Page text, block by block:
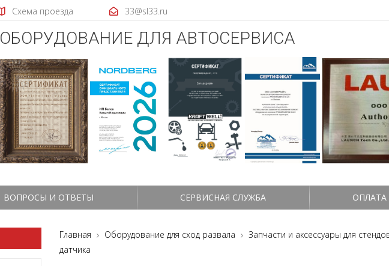
Схема проезда 33@sl33.ru
ОБОРУДОВАНИЕ ДЛЯ АВТОСЕРВИСА
ВОПРОСЫ И ОТВЕТЫ СЕРВИСНАЯ СЛУЖБА
Главная Оборудование для сход развала Запчасти и аксессуары для
датчика